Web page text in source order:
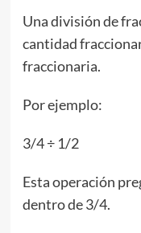
Una división de
cantidad
fraccionaria.
Por ejemplo:
3/4 ÷ 1/2
Esta operación
dentro de 3/4.